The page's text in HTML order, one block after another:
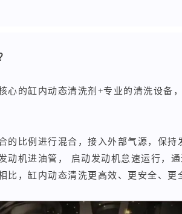
心的缸内动态清洗剂+专业的清洗设备
的比例进行混合，接入外部气源，保持
动机进油管， 启动发动机怠速运行，
比，缸内动态清洗更高效、更安全、更